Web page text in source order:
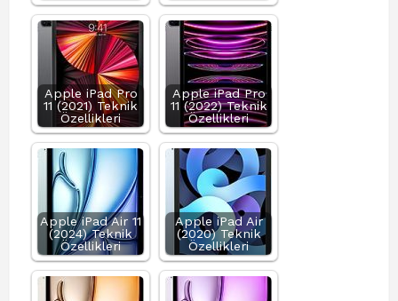
Apple iPad Pro
11 (2021) Teknik
Özellikleri
Apple iPad Pro
11 (2022) Teknik
Özellikleri
Apple iPad Air 11
(2024) Teknik
Özellikleri
Apple iPad Air
(2020) Teknik
Özellikleri